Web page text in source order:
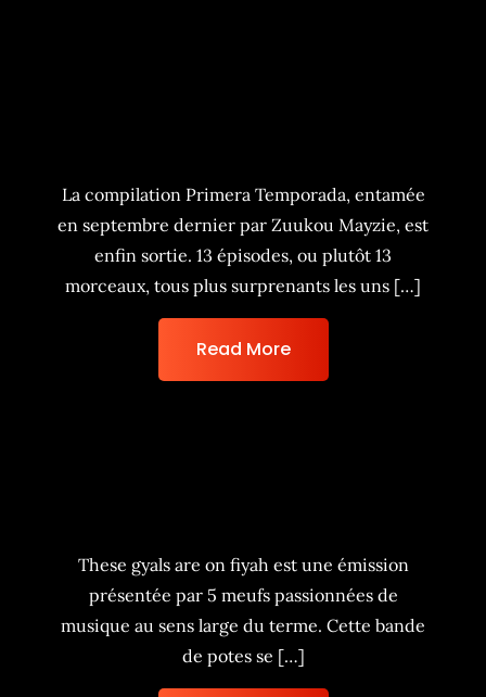
La compilation Primera Temporada, entamée
en septembre dernier par Zuukou Mayzie, est
enfin sortie. 13 épisodes, ou plutôt 13
morceaux, tous plus surprenants les uns […]
Read More
These gyals are on fiyah est une émission
présentée par 5 meufs passionnées de
musique au sens large du terme. Cette bande
de potes se […]